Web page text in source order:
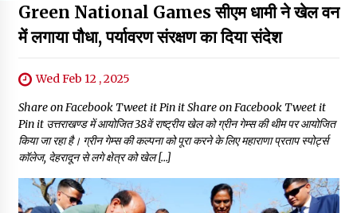
Green National Games सीएम धामी ने खेल वन
में लगाया पौधा, पर्यावरण संरक्षण का दिया संदेश
Wed Feb 12 , 2025
Share on Facebook Tweet it Pin it Share on Facebook Tweet it
Pin it उत्तराखण्ड में आयोजित 38वें राष्ट्रीय खेल को ग्रीन गेम्स की थीम पर आयोजित
किया जा रहा है। ग्रीन गेम्स की कल्पना को पूरा करने के लिए महाराणा प्रताप स्पोर्ट्स
कॉलेज, देहरादून से लगे क्षेत्र को खेल […]